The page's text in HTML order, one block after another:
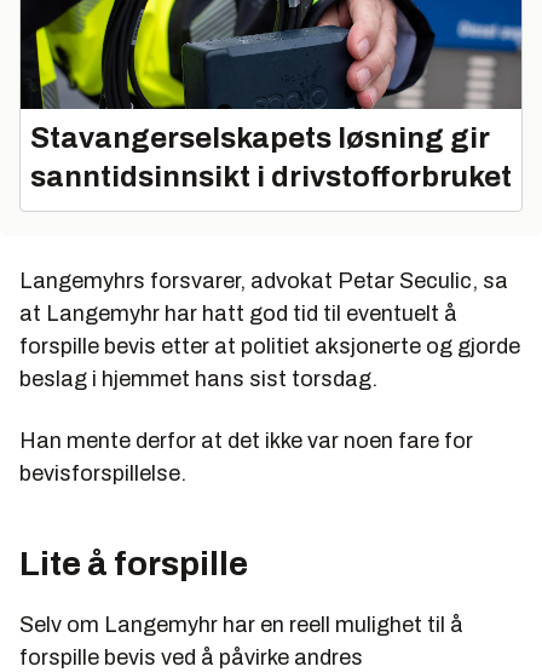
Stavangerselskapets løsning gir
sanntidsinnsikt i drivstofforbruket
Langemyhrs forsvarer, advokat Petar Seculic, sa
at Langemyhr har hatt god tid til eventuelt å
forspille bevis etter at politiet aksjonerte og gjorde
beslag i hjemmet hans sist torsdag.
Han mente derfor at det ikke var noen fare for
bevisforspillelse.
Lite å forspille
Selv om Langemyhr har en reell mulighet til å
forspille bevis ved å påvirke andres